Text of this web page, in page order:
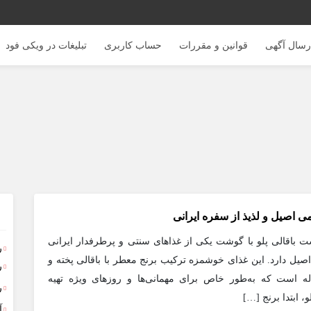
آگهی قوانین و مقررات حساب کاربری تبلیغات در ویکی فود
اصیل و لذیذ از سفره ایرانی
باقالی پلو با گوشت یکی از غذاهای سنتی و پرطرفدار ایرانی
دارد. این غذای خوشمزه ترکیب برنج معطر با باقالی پخته و
است که به‌طور خاص برای مهمانی‌ها و روزهای ویژه تهیه
ابتدا برنج […]